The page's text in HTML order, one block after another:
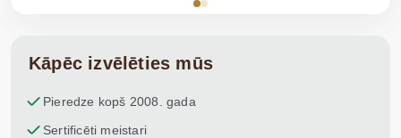
Kāpēc izvēlēties mūs
Pieredze kopš 2008. gada
Sertificēti meistari